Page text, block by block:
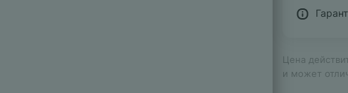
Цена
и может